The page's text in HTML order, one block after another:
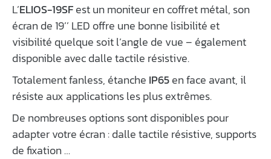
L’ELIOS-19SFest un moniteur en coffret métal, son
écran de 19’’ LED offre une bonne lisibilité et
visibilité quelque soit l’angle de vue – également
disponible avec dalle tactile résistive.
Totalement fanless, étanche IP65en face avant, il
résiste aux applications les plus extrêmes.
De nombreuses options sont disponibles pour
adapter votre écran : dalle tactile résistive, supports
de fixation …